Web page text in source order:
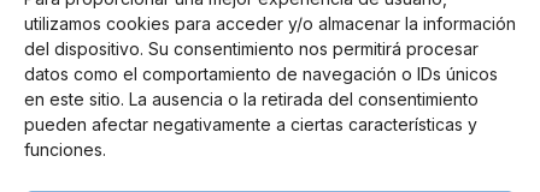
utilizamos cookies para acceder y/o almacenar la información
del dispositivo. Su consentimiento nos permitirá procesar
datos como el comportamiento de navegación o IDs únicos
en este sitio. La ausencia o la retirada del consentimiento
pueden afectar negativamente a ciertas características y
funciones.
SegúnKiko, su tío dijo que “ahora no vamos a pagar
esa cantidad de dinero. Ya que está adentro, que
aguante un poquito más”. Y, entre los comentarios
más fuertes que hizo hacia su madre dijo que,
supuestamente, no le deseaba ningún mal pero, a